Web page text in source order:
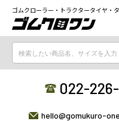
ゴムクローラー・トラクタータイヤ・
022-
hello@gomukuro-